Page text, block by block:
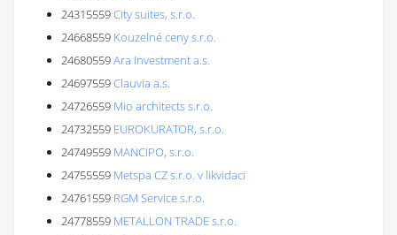
24315559City suites, s.r.o.
24668559 Kouzelné ceny s.r.o.
24680559Ara Investment a.s.
24697559Clauvia a.s.
24726559 Mio architects s.r.o.
24732559 EUROKURATOR, s.r.o.
24749559 MANCIPO, s.r.o.
24755559 Metspa CZ s.r.o. v likvidaci
24761559 RGM Service s.r.o.
24778559 METALLON TRADE s.r.o.